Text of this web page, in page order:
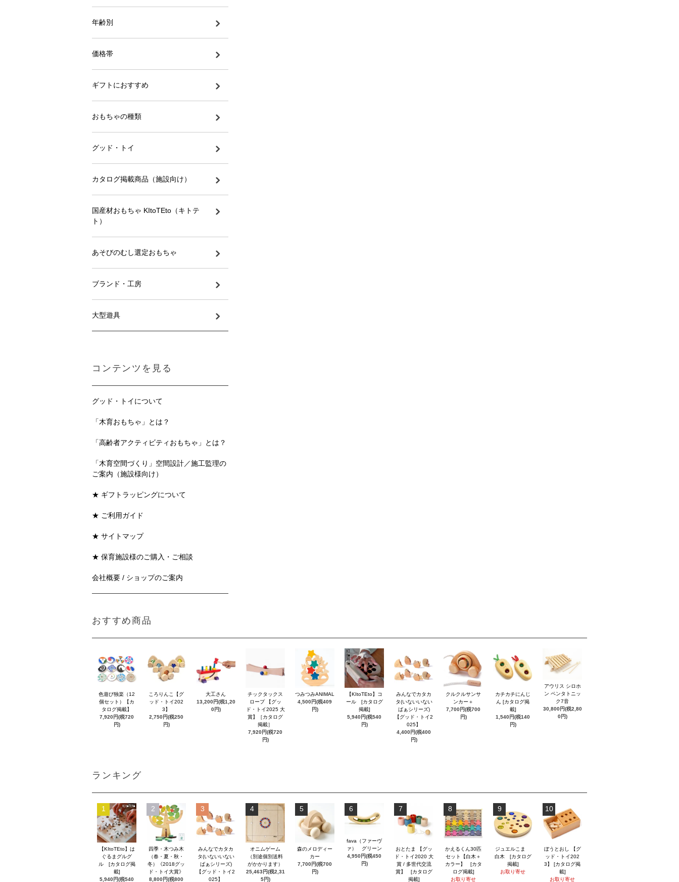
年齢別
価格帯
ギフトにおすすめ
おもちゃの種類
グッド・トイ
カタログ掲載商品（施設向け）
国産材おもちゃ KItoTEto（キトテ
ト）
あそびのむし選定おもちゃ
ブランド・工房
大型遊具
コンテンツを見る
グッド・トイについて
「木育おもちゃ」とは？
「高齢者アクティビティおもちゃ」とは？
「木育空間づくり」空間設計／施工監理の
ご案内（施設様向け）
★ ギフトラッピングについて
★ ご利用ガイド
★ サイトマップ
★ 保育施設様のご購入・ご相談
会社概要 / ショップのご案内
おすすめ商品
色遊び独楽（12
個セット）【カ
タログ掲載】
7,920円(税720
円)
ころりんこ【グ
ッド・トイ202
3】
2,750円(税250
円)
大工さん
13,200円(税1,20
0円)
チックタックス
ロープ 【グッ
ド・トイ2025 大
賞】［カタログ
掲載］
7,920円(税720
円)
つみつみANIMAL
4,500円(税409
円)
【KItoTEto】コ
ール [カタログ
掲載]
5,940円(税540
円)
みんなでカタカ
タ(いないいない
ばぁシリーズ)
【グッド・トイ2
025】
4,400円(税400
円)
クルクルサンサ
ンカー＋
7,700円(税700
円)
カチカチにんじ
ん [カタログ掲
載]
1,540円(税140
円)
アウリス シロホ
ン ペンタトニッ
ク7音
30,800円(税2,80
0円)
ランキング
1
【KItoTEto】は
ぐるまグルグ
ル [カタログ掲
載]
5,940円(税540
2
四季・木つみ木
（春・夏・秋・
冬）《2018グッ
ド・トイ大賞》
8,800円(税800
3
みんなでカタカ
タ(いないいない
ばぁシリーズ)
【グッド・トイ2
025】
4
オニムゲーム
（別途個別送料
がかかります）
25,463円(税2,31
5円)
5
森のメロディー
カー
7,700円(税700
円)
6
fava（ファーヴ
ァ） グリーン
4,950円(税450
円)
7
おとたま 【グッ
ド・トイ2020 大
賞 / 多世代交流
賞】 [カタログ
掲載]
8
かえるくん30匹
セット【白木＋
カラー】 [カタ
ログ掲載]
お取り寄せ
9
ジュエルこま
白木 [カタログ
掲載]
お取り寄せ
10
ぼうとおし 【グ
ッド・トイ202
3】 [カタログ掲
載]
お取り寄せ